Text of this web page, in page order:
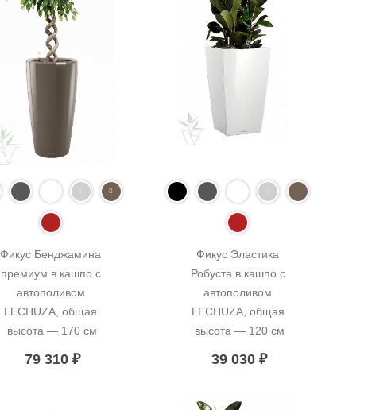
Фикус Бенджамина
премиум в кашпо с
автополивом
LECHUZA, общая
высота — 170 см
79 310 ₽
Фикус Эластика
Робуста в кашпо с
автополивом
LECHUZA, общая
высота — 120 см
39 030₽